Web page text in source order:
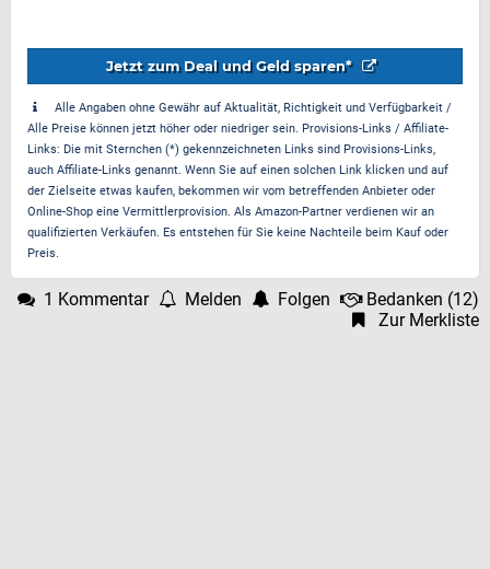
Jetzt zum Deal und Geld sparen*
Alle Angaben ohne Gewähr auf Aktualität, Richtigkeit und Verfügbarkeit /
Alle Preise können jetzt höher oder niedriger sein. Provisions-Links / Affiliate-
Links: Die mit Sternchen (*) gekennzeichneten Links sind Provisions-Links,
auch Affiliate-Links genannt. Wenn Sie auf einen solchen Link klicken und auf
der Zielseite etwas kaufen, bekommen wir vom betreffenden Anbieter oder
Online-Shop eine Vermittlerprovision. Als Amazon-Partner verdienen wir an
qualifizierten Verkäufen. Es entstehen für Sie keine Nachteile beim Kauf oder
Preis.
1 Kommentar Melden Folgen Bedanken (12)
Zur Merkliste